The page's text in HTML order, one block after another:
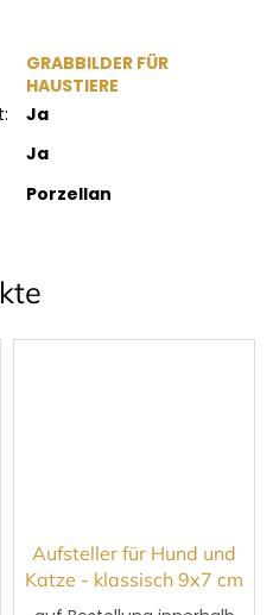
Aufsteller für Hund und
Katze - klassisch 9x7 cm
GRABBILDER FÜR
HAUSTIERE
:
Ja
Ja
Porzellan